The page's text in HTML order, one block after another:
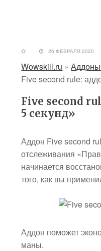
26 ФЕВРАЛЯ
Wowskill.ru »Аддоны
Five second rule:
Five second
5 секунд»
Аддон Five second
отслеживания
начинается
того, как вы
Аддон поможет
маны.